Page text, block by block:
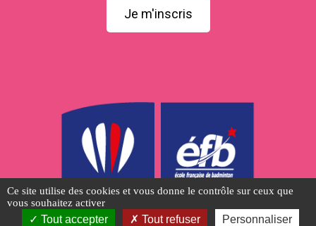
Je m'inscris
Ce site utilise des cookies et vous donne le contrôle sur ceux que
vous souhaitez activer
Tout accepter Tout refuser Personnaliser